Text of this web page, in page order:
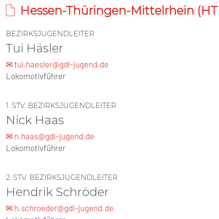
Hessen-Thüringen-Mittelrhein
BEZIRKSJUGENDLEITER
Tui Häsler
✉ tui.haesler@gdl-jugend.de
Lokomotivführer
1. STV. BEZIRKSJUGENDLEITER
Nick Haas
✉ n.haas@gdl-jugend.de
Lokomotivführer
2. STV. BEZIRKSJUGENDLEITER
Hendrik Schröder
✉ h.schroeder@gdl-jugend.de